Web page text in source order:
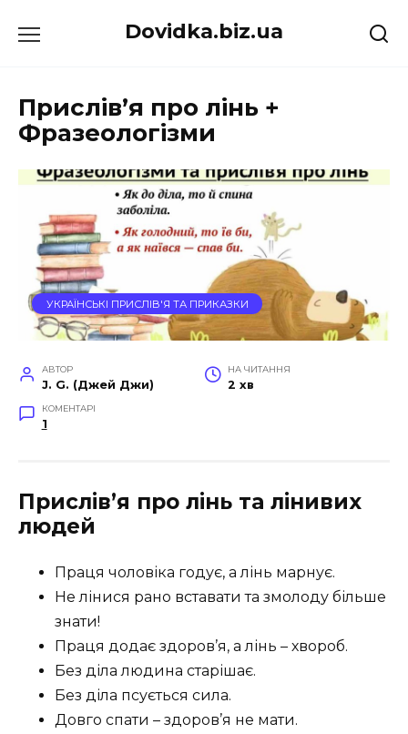
до
Dovidka.biz.ua
Прислів’я про лінь +
Фразеологізми
УКРАЇНСЬКІ ПРИСЛІВ'Я ТА ПРИКАЗКИ
АВТОР
J. G. (Джей Джи)
НА ЧИТАННЯ
2 хв
КОМЕНТАРІ
1
Прислів’я про лінь та лінивих
людей
Праця чоловіка годує, а лінь марнує.
Не лінися рано вставати та змолоду більше
знати!
Праця додає здоров’я, а лінь – хвороб.
Без діла людина старішає.
Без діла псується сила.
Довго спати – здоров’я не мати.